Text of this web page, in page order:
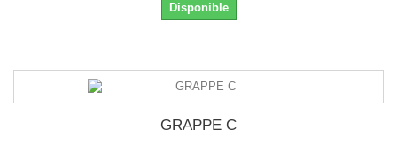
Disponible
GRAPPE C